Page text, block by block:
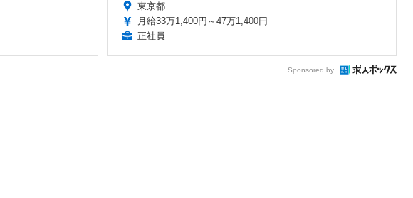
東京都
月給33万1,400円～47万1,400円
正社員
Sponsored by